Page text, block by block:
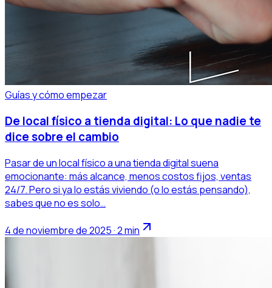
Guías y cómo empezar
De local físico a tienda digital: Lo que nadie te
dice sobre el cambio
Pasar de un local físico a una tienda digital suena
emocionante: más alcance, menos costos fijos, ventas
24/7. Pero si ya lo estás viviendo (o lo estás pensando),
sabes que no es solo…
4 de noviembre de 2025 · 2 min